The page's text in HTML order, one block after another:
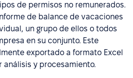
de permisos no remunerados.
de balance de vacaciones
un grupo de ellos o todos
en su conjunto. Este
exportado a formato Excel
análisis y procesamiento.